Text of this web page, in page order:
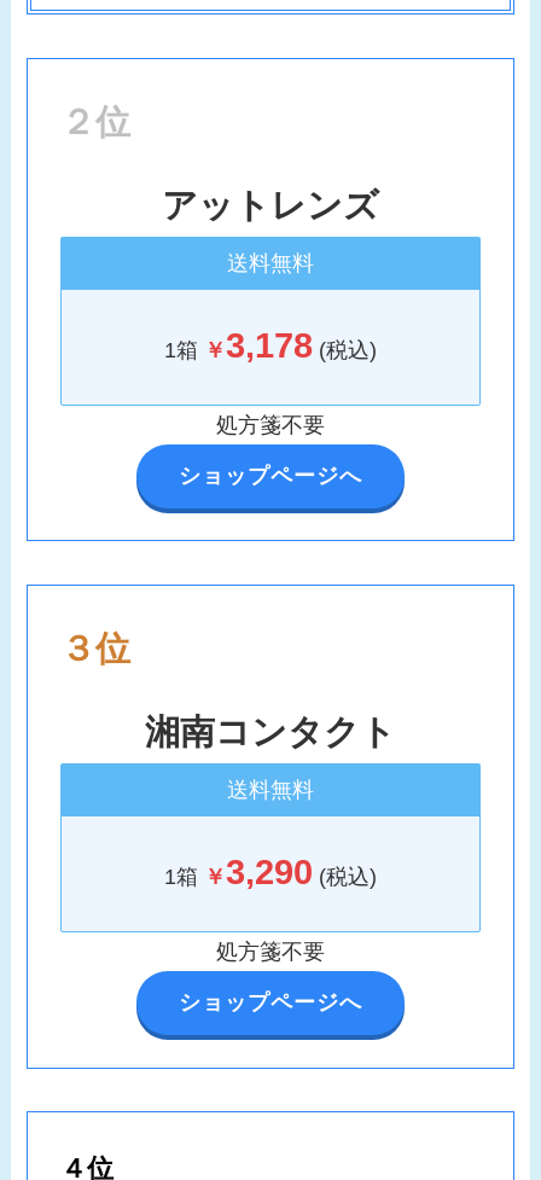
２位
アットレンズ
送料無料
1箱 ￥3,178 (税込)
処方箋不要
ショップページへ
３位
湘南コンタクト
送料無料
1箱 ￥3,290 (税込)
処方箋不要
ショップページへ
４位